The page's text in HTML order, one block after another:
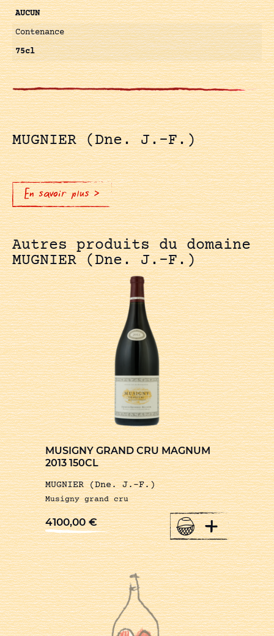
AUCUN
Contenance
75cl
MUGNIER (Dne. J.-F.)
En savoir plus >
Autres produits du domaine
MUGNIER (Dne. J.-F.)
MUSIGNY GRAND CRU MAGNUM
2013 150CL
MUGNIER (Dne. J.-F.)
Musigny grand cru
4100,00€ +